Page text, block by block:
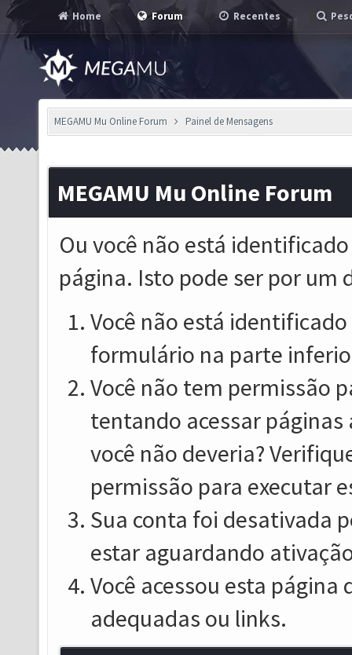
Home Forum Recentes
MEGAMU Mu Online Forum Painel de Mensagens
MEGAMU Mu Online Forum
Ou você não está
página. Isto pode ser por um
Você não está
formulário na parte
Você não tem permissão
tentando acessar
você não deveria?
permissão para executar
Sua conta foi desativada
estar aguardando
Você acessou esta
adequadas ou links.